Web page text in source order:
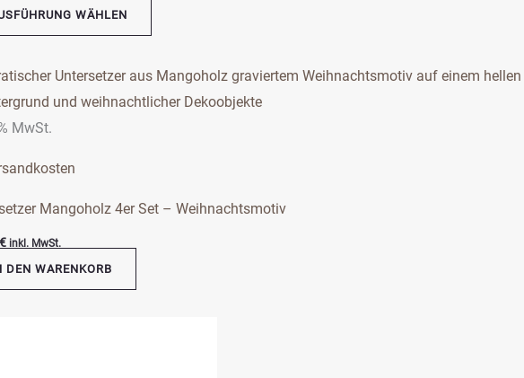
WÄHLEN
MwSt.
Mangoholz 4er Set – Weihnachtsmotiv
€ inkl. MwSt.
DEN WARENKORB